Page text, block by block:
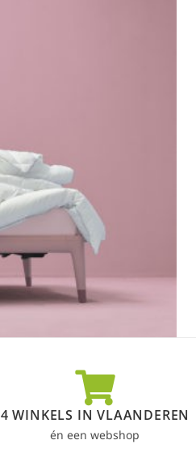
4 WINKELS IN VLAANDEREN
én een webshop